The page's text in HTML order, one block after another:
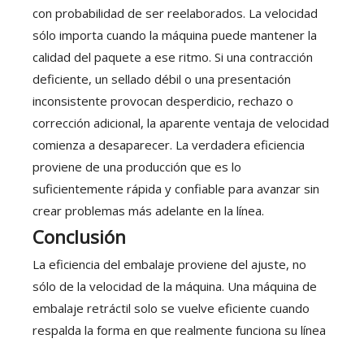
con probabilidad de ser reelaborados. La velocidad
sólo importa cuando la máquina puede mantener la
calidad del paquete a ese ritmo. Si una contracción
deficiente, un sellado débil o una presentación
inconsistente provocan desperdicio, rechazo o
corrección adicional, la aparente ventaja de velocidad
comienza a desaparecer. La verdadera eficiencia
proviene de una producción que es lo
suficientemente rápida y confiable para avanzar sin
crear problemas más adelante en la línea.
Conclusión
La eficiencia del embalaje proviene del ajuste, no
sólo de la velocidad de la máquina. Una máquina de
embalaje retráctil solo se vuelve eficiente cuando
respalda la forma en que realmente funciona su línea